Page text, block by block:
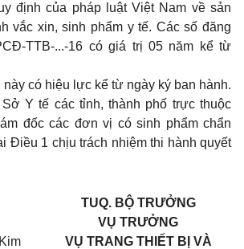
định của pháp luật Việt Nam về sản
vắc xin, sinh phẩm y tế. Các số đăng
TTB-...-16 có giá trị 05 năm kể từ
này có hiệu lực kể từ ngày ký ban hành.
Y tế các tỉnh, thành phố trực thuộc
đốc các đơn vị có sinh phẩm chẩn
Điều 1 chịu trách nhiệm thi hành quyết
TUQ. BỘ TRƯỞNG
VỤ TRƯỞNG
VỤ TRANG THIẾT BỊ VÀ